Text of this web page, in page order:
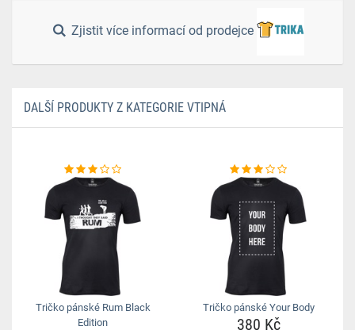
Zjistit více informací od prodejce
DALŠÍ PRODUKTY Z KATEGORIE VTIPNÁ
Tričko pánské Rum Black
Edition
Tričko pánské Your Body
380 Kč